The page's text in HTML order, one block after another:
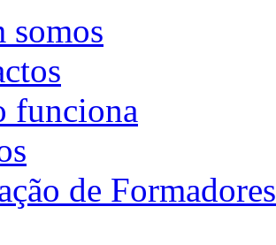
somos
funciona
de Formadores